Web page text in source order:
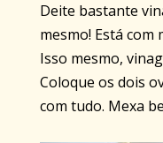
Deite bastante
mesmo! Está com
Isso mesmo,
Coloque os dois
com tudo. Mexa